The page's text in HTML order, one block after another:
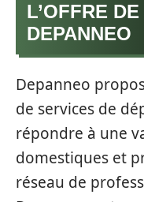
L’OFFRE
DEPANNEO
Depanneo
de services de
répondre à une
domestiques et
réseau de